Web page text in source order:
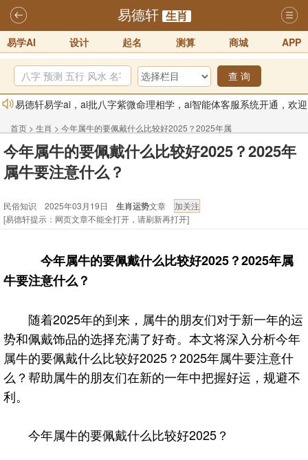
易德轩 生肖
易学AI 设计 起名 测算 商城 APP
查 询
易德轩易学ai，ai批八字紫微命理相学，ai智能体客服系统开通，欢迎
易德轩网重构及升能完成，欢迎大家来体验新程序及感觉！！
2025-07-01
2026年化太岁锦囊属马、鼠、牛、龙、兔、狗、鸡生肖化太岁开始预
订！！
2025-10-01
2026丙午年铁笔居士精批年运说明
2025-10-12
易德轩通告：本网站易德轩商标及LOGO注册声明
2021-9-7
首页 > 生肖 > 今年属牛的要佩戴什么比较好2025？2025年属
牛要注意什么？ - 民俗知识
今年属牛的要佩戴什么比较好2025？2025年
属牛要注意什么？
民俗知识 2025年03月19日 生肖运势文章
[易德轩提示：网页文章不能全打开，请刷新再打开]
今年属牛的要佩戴什么比较好2025？2025年属
牛要注意什么？
随着2025年的到来，属牛的朋友们对于新一年的运
势和佩戴饰品的选择充满了好奇。本文将深入分析今年
属牛的要佩戴什么比较好2025？2025年属牛要注意什
么？帮助属牛的朋友们在新的一年中把握好运，规避不
利。
今年属牛的要佩戴什么比较好2025？